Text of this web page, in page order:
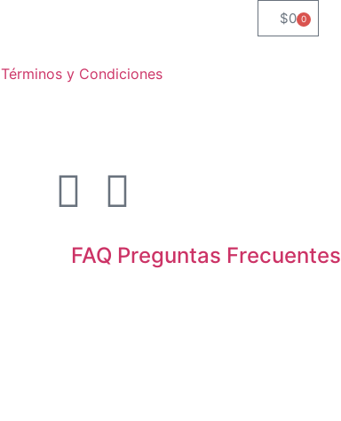
$0 0
Términos y Condiciones
FAQ Preguntas Frecuentes